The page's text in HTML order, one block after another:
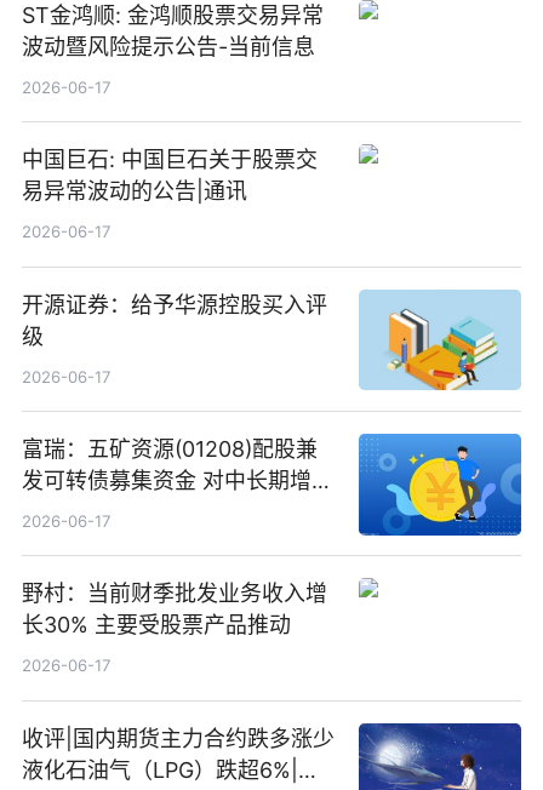
ST金鸿顺: 金鸿顺股票交易异常
波动暨风险提示公告-当前信息
2026-06-17
中国巨石: 中国巨石关于股票交
易异常波动的公告|通讯
2026-06-17
开源证券：给予华源控股买入评
级
2026-06-17
富瑞：五矿资源(01208)配股兼
发可转债募集资金 对中长期增长
和战略定位正面|当前焦点
2026-06-17
野村：当前财季批发业务收入增
长30% 主要受股票产品推动
2026-06-17
收评|国内期货主力合约跌多涨少
液化石油气（LPG）跌超6%|头